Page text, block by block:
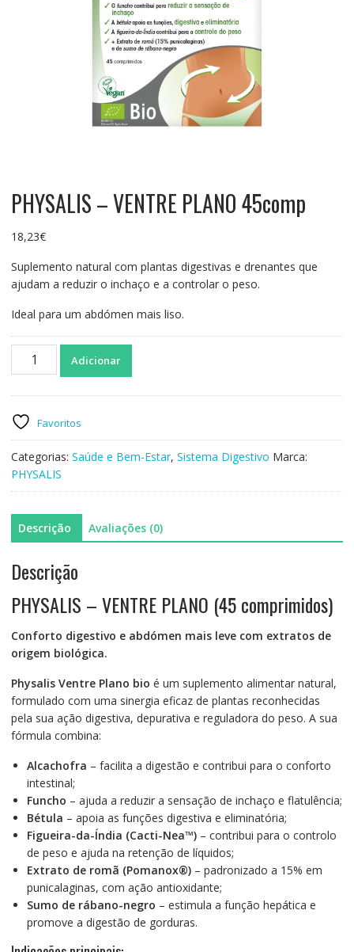
PHYSALIS – VENTRE PLANO 45comp
18,23€
Suplemento natural com plantas digestivas e drenantes que
ajudam a reduzir o inchaço e a controlar o peso.
Ideal para um abdómen mais liso.
Quantidade
VENTRE
PLANO
45comp
Adicionar
Favoritos
Categorias: Saúde e Bem-Estar, Sistema Digestivo Marca:
PHYSALIS
Descrição Avaliações (0)
Descrição
PHYSALIS – VENTRE PLANO (45 comprimidos)
Conforto digestivo e abdómen mais leve com extratos de
origem biológica.
Physalis Ventre Plano bio é um suplemento alimentar natural,
formulado com uma sinergia eficaz de plantas reconhecidas
pela sua ação digestiva, depurativa e reguladora do peso. A sua
fórmula combina:
Alcachofra – facilita a digestão e contribui para o conforto
intestinal;
Funcho – ajuda a reduzir a sensação de inchaço e flatulência;
Bétula – apoia as funções digestiva e eliminatória;
Figueira-da-Índia (Cacti-Nea™)– contribui para o controlo
de peso e ajuda na retenção de líquidos;
Extrato de romã (Pomanox®)– padronizado a 15% em
punicalaginas, com ação antioxidante;
Sumo de rábano-negro – estimula a função hepática e
promove a digestão de gorduras.